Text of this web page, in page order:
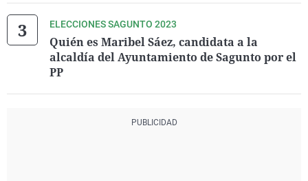
ELECCIONES SAGUNTO 2023
Quién es Maribel Sáez, candidata a la
alcaldía del Ayuntamiento de Sagunto por el
PP